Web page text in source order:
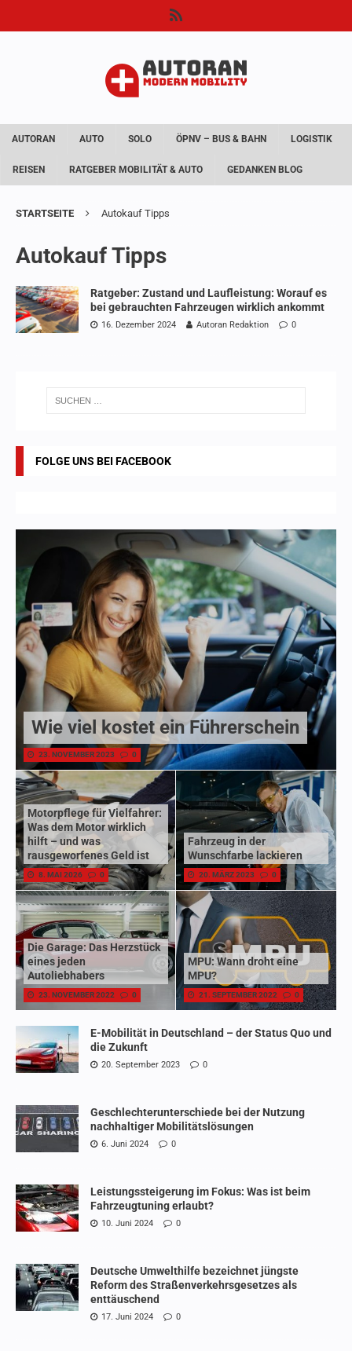
AUTORAN AUTO SOLO ÖPNV – BUS & BAHN LOGISTIK
REISEN RATGEBER MOBILITÄT & AUTO GEDANKEN BLOG
STARTSEITE Autokauf Tipps
Autokauf Tipps
Ratgeber: Zustand und Laufleistung: Worauf es
bei gebrauchten Fahrzeugen wirklich ankommt
16. Dezember 2024 Autoran Redaktion 0
FOLGE UNS BEI FACEBOOK
Wie viel kostet ein Führerschein
23. NOVEMBER 2023 0
Motorpflege für Vielfahrer:
Was dem Motor wirklich
hilft – und was
rausgeworfenes Geld ist
8. MAI 2026 0
Fahrzeug in der
Wunschfarbe lackieren
20. MÄRZ 2023 0
Die Garage: Das Herzstück
eines jeden
Autoliebhabers
23. NOVEMBER 2022 0
MPU: Wann droht eine
MPU?
21. SEPTEMBER 2022 0
E-Mobilität in Deutschland – der Status Quo und
die Zukunft
20. September 2023 0
Geschlechterunterschiede bei der Nutzung
nachhaltiger Mobilitätslösungen
6. Juni 2024 0
Leistungssteigerung im Fokus: Was ist beim
Fahrzeugtuning erlaubt?
10. Juni 2024 0
Deutsche Umwelthilfe bezeichnet jüngste
Reform des Straßenverkehrsgesetzes als
enttäuschend
17. Juni 2024 0